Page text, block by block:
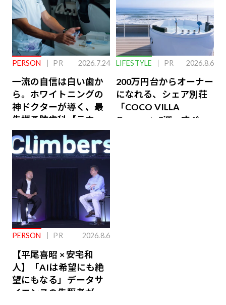
PERSON PR 2026.7.24
一流の自信は白い歯か
ら。ホワイトニングの
神ドクターが導く、最
先端予防歯科【ラウン
ジ会員特典あり】
LIFESTYLE PR 2026.8.6
200万円台からオーナー
になれる、シェア別荘
「COCO VILLA
Owners」3選。すべて
PERSON PR 2026.8.6
【平尾喜昭 × 安宅和
人】「AIは希望にも絶
望にもなる」データサ
イエンスの先駆者が語